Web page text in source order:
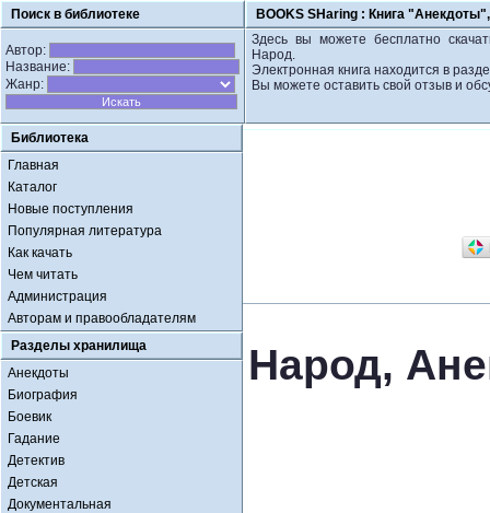
Поиск в библиотеке BOOKS SHaring : Книга
Автор:
Название:
Жанр:
Здесь вы можете бесплатно
Народ.
Электронная книга находится в
Вы можете оставить свой отзыв и
Библиотека
Главная
Каталог
Новые поступления
Популярная литература
Как качать
Чем читать
Администрация
Авторам и правообладателям
Разделы хранилища
Анекдоты
Биография
Боевик
Гадание
Детектив
Детская
Документальная
Народ,